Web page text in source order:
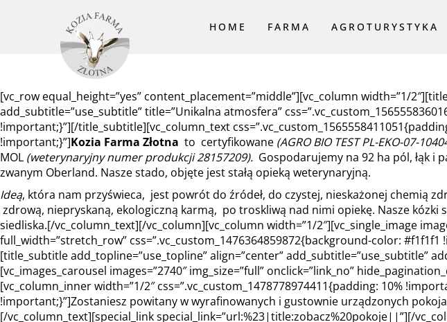
HOME FARMA
INFORMACJE OGÓLNE
FARMA W MEDIACH
AGROTURYSTYKA
INFORMACJE OGÓLNE
POKÓJ RODZINNY
POKÓJ 2 OSOBOWY
WARUNKI POBYTU
[vc_row equal_height=”yes” content_placement=”middle”][vc_column width=”1/
add_subtitle=”use_subtitle” title=”Unikalna atmosfera”
!important;}”][/title_subtitle][vc_column_text
!important;}”]Kozia Farma Złotna to certyfikowane (AGRO BIO TEST PL-EKO-07-
MOL (weterynaryjny numer produkcji 28157209). Gospodarujemy na 92 ha pól, łąk i
zwanym Oberland. Nasze stado, objęte jest stałą opieką weterynaryjną.
Ideą, która nam przyświeca, jest powrót do źródeł, do czystej, nieskażonej chemią
zdrową, niepryskaną, ekologiczną karmą, po troskliwą nad nimi opiekę. Nasze kózki
siedliska.[/vc_column_text][/vc_column][vc_column width=”1/2″][vc_single_image
full_width=”stretch_row” css=”.vc_custom_1476364859872{background-color:
[title_subtitle add_topline=”use_topline” align=”center” add_subtitle=”use_subtitle”
[vc_images_carousel images=”2740″ img_size=”full” onclick=”link_no”
[vc_column_inner width=”1/2″ css=”.vc_custom_1478778974411{padding: 10%
!important;}”]Zostaniesz powitany w wyrafinowanych i gustownie urządzonych
[/vc_column_text][special_link special_link=”url:%23|title:zobacz%20pokoje||”][/